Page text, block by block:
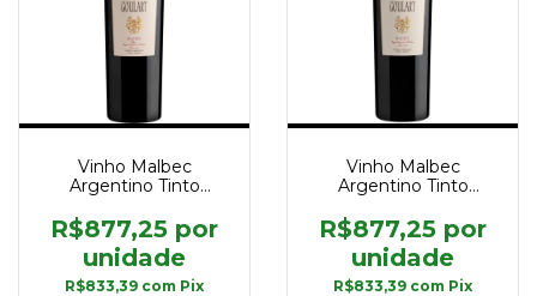
Vinho Malbec
Argentino Tinto
2010 750 ml
R$877,25
R$833,39 com Pix
Vinho Malbec
Argentino Tinto
Single Vineyard 2007
750 ml
R$877,25
R$833,39 com Pix